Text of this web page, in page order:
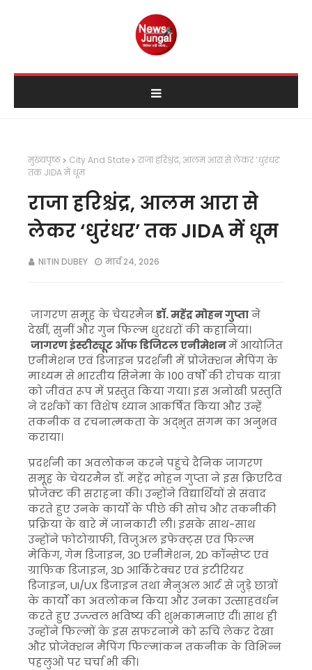
मुख्यपृष्ठ City And State
राजा हरिश्चंद्र, आलम आरा से लेकर ‘धुरंधर’
तक JIDA में धूम
राजा हरिश्चंद्र, आलम आरा से
लेकर ‘धुरंधर’ तक JIDA में धूम
NITIN DUBEY मार्च 24, 2026
जागरण समूह के चेयरमैनडॉ. महेंद्र मोहन गुप्ताने
देखीं, सुनीं और गुन फिल्म धुरंधरों की कहानियां।
जागरण इंस्टीट्यूट ऑफ डिजिटल एनीमेशनमें आयोजित
एनीमेशन एवं डिजाइन प्रदर्शनी में प्रोजेक्शन मैपिंग के
माध्यम से भारतीय सिनेमा के 100 वर्षों की रोचक यात्रा
को जीवंत रूप में प्रस्तुत किया गया। इस अनोखी प्रस्तुति
ने दर्शकों का विशेष ध्यान आकर्षित किया और उन्हें
तकनीक व रचनात्मकता के अद्भुत संगम का अनुभव
कराया।
प्रदर्शनी का अवलोकन करने पहुंचे दैनिक जागरण
समूह के चेयरमैन डॉ. महेंद्र मोहन गुप्ता ने इस क्रिएटिव
प्रोजेक्ट की सराहना की। उन्होंने विद्यार्थियों से संवाद
करते हुए उनके कार्यों के पीछे की सोच और तकनीकी
प्रक्रिया के बारे में जानकारी ली। इसके साथ-साथ
उन्होंने फोटोग्राफी, विजुअल इफेक्ट्स एवं फिल्म
मेकिंग, गेम डिजाइन, 3D एनीमेशन, 2D कॉन्सेप्ट एवं
ग्राफिक डिजाइन, 3D आर्किटेक्चर एवं इंटीरियर
डिजाइन, UI/UX डिजाइन तथा मैनुअल आर्ट से जुड़े छात्रों
के कार्यों का अवलोकन किया और उनका उत्साहवर्धन
करते हुए उज्ज्वल भविष्य की शुभकामनाएं दीं। साथ ही
उन्होंने फिल्मों के इस सफरनामे को रुचि लेकर देखा
और प्रोजेक्शन मैपिंग फिल्मांकन तकनीक के विभिन्न
पहलुओं पर चर्चा भी की।